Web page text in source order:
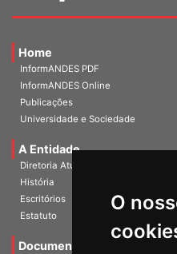
O
Home
InformANDES PDF
InformANDES Online
Publicações
Universidade e Sociedade
A Entidade
Diretoria Atual
História
Escritórios
Estatuto
Documentos